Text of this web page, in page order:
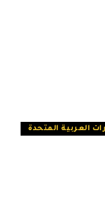
العربية المتحدة